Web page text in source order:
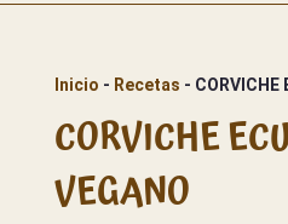
Inicio - Recetas - CORVICHE
CORVICHE
VEGANO